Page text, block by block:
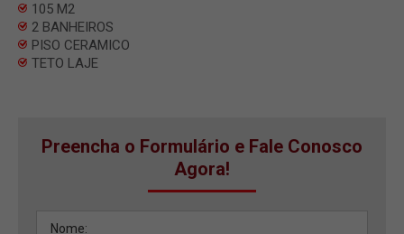
105 M2
2 BANHEIROS
PISO CERAMICO
TETO LAJE
Preencha o Formulário e Fale Conosco
Agora!